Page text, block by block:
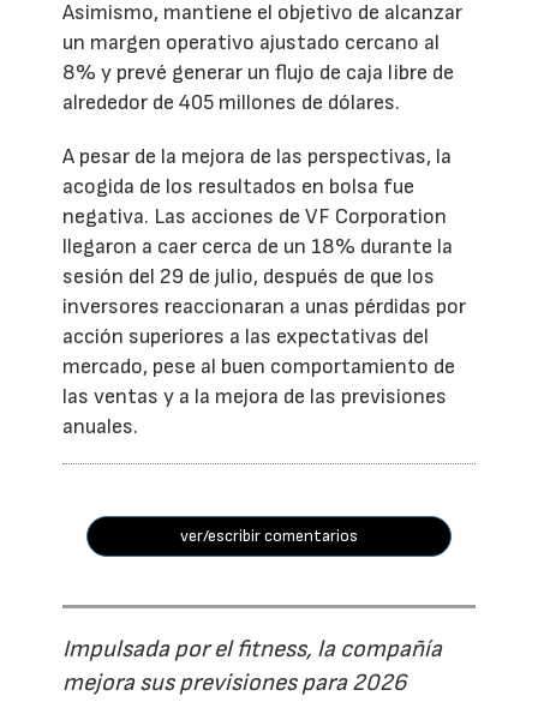
Asimismo, mantiene el objetivo de alcanzar
un margen operativo ajustado cercano al
8% y prevé generar un flujo de caja libre de
alrededor de 405 millones de dólares.
A pesar de la mejora de las perspectivas, la
acogida de los resultados en bolsa fue
negativa. Las acciones de VF Corporation
llegaron a caer cerca de un 18% durante la
sesión del 29 de julio, después de que los
inversores reaccionaran a unas pérdidas por
acción superiores a las expectativas del
mercado, pese al buen comportamiento de
las ventas y a la mejora de las previsiones
anuales.
ver/escribir comentarios
Impulsada por el fitness, la compañía
mejora sus previsiones para 2026